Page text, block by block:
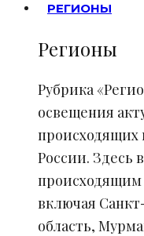
РЕГИОНЫ
Регионы
Рубрика
освещения
происходящих
России. Здесь
происходящим
включая
область,